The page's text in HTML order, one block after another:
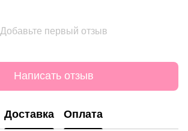
Добавьте первый отзыв
Написать отзыв
Доставка Оплата